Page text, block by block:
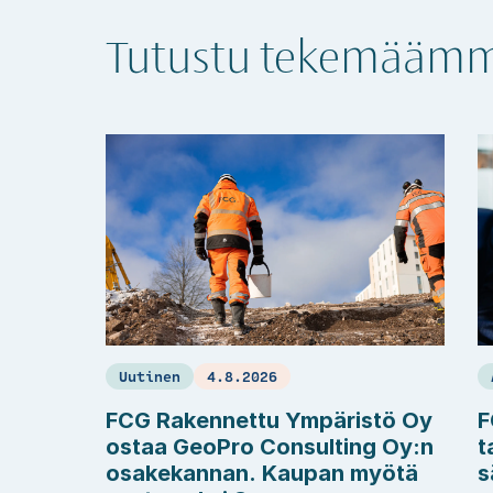
Tutustu
Uutinen 4.8.2026
FCG Rakennettu Ympäristö Oy
ostaa GeoPro Consulting Oy:n
osakekannan. Kaupan myötä